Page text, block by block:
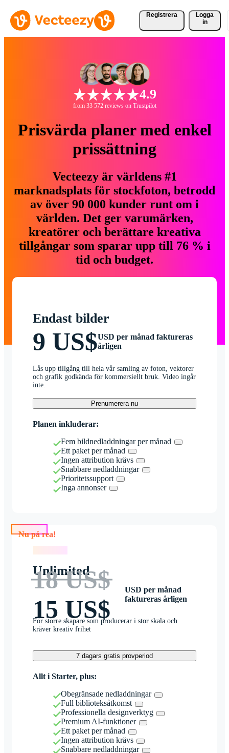
Registrera
Logga
in
4.9
from 33 572 reviews on Trustpilot
Prisvärda planer med enkel
prissättning
Vecteezy är världens #1
marknadsplats för stockfoton, betrodd
av över 90 000 kunder runt om i
världen. Det ger varumärken,
kreatörer och berättare kreativa
tillgångar som sparar upp till 76 % i
tid och budget.
Endast bilder
9 US$USD per månad faktureras
årligen
Lås upp tillgång till hela vår samling av foton, vektorer
och grafik godkända för kommersiellt bruk. Video ingår
inte.
Prenumerera nu
Planen inkluderar:
Fem bildnedladdningar per månad
Ett paket per månad
Ingen attribution krävs
Snabbare nedladdningar
Prioritetssupport
Inga annonser
Nu på rea!
Unlimited
18 US$
15 US$
USD per månad
faktureras årligen
För större skapare som producerar i stor skala och
kräver kreativ frihet
7 dagars gratis provperiod
Allt i Starter, plus:
Obegränsade nedladdningar
Full biblioteksåtkomst
Professionella designverktyg
Premium AI-funktioner
Ett paket per månad
Ingen attribution krävs
Snabbare nedladdningar